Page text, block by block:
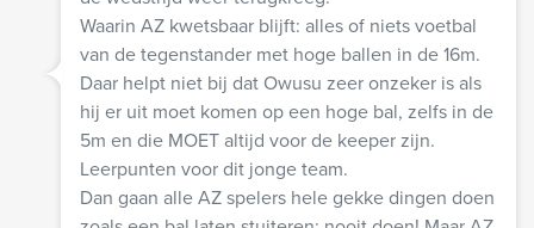
Waarin AZ kwetsbaar blijft: alles of niets voetbal
van de tegenstander met hoge ballen in de 16m.
Daar helpt niet bij dat Owusu zeer onzeker is als
hij er uit moet komen op een hoge bal, zelfs in de
5m en die MOET altijd voor de keeper zijn.
Leerpunten voor dit jonge team.
Dan gaan alle AZ spelers hele gekke dingen doen